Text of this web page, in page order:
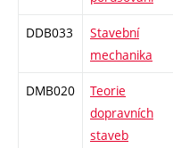
DDB033
Stavební
mechanika
DMB020
Teorie
dopravních
staveb